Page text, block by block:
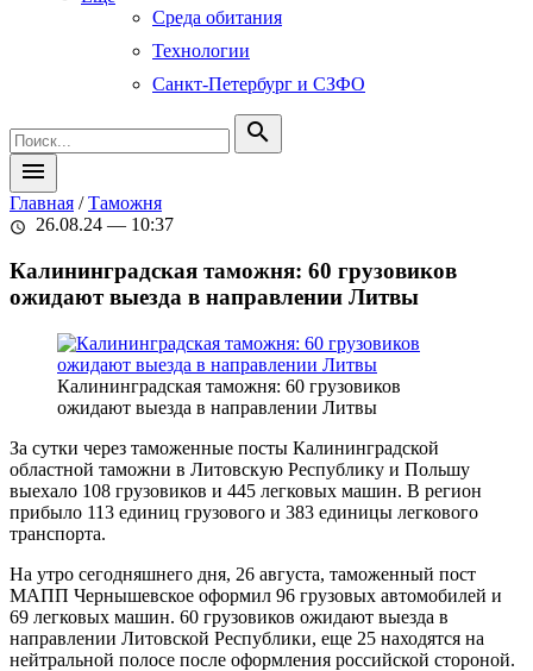
Среда обитания
Технологии
Санкт-Петербург и СЗФО
search
menu
Главная /Таможня
schedule 26.08.24 — 10:37
Калининградская таможня: 60 грузовиков
ожидают выезда в направлении Литвы
Калининградская таможня: 60 грузовиков
ожидают выезда в направлении Литвы
За сутки через таможенные посты Калининградской
областной таможни в Литовскую Республику и Польшу
выехало 108 грузовиков и 445 легковых машин. В регион
прибыло 113 единиц грузового и 383 единицы легкового
транспорта.
На утро сегодняшнего дня, 26 августа, таможенный пост
МАПП Чернышевское оформил 96 грузовых автомобилей и
69 легковых машин. 60 грузовиков ожидают выезда в
направлении Литовской Республики, еще 25 находятся на
нейтральной полосе после оформления российской стороной.